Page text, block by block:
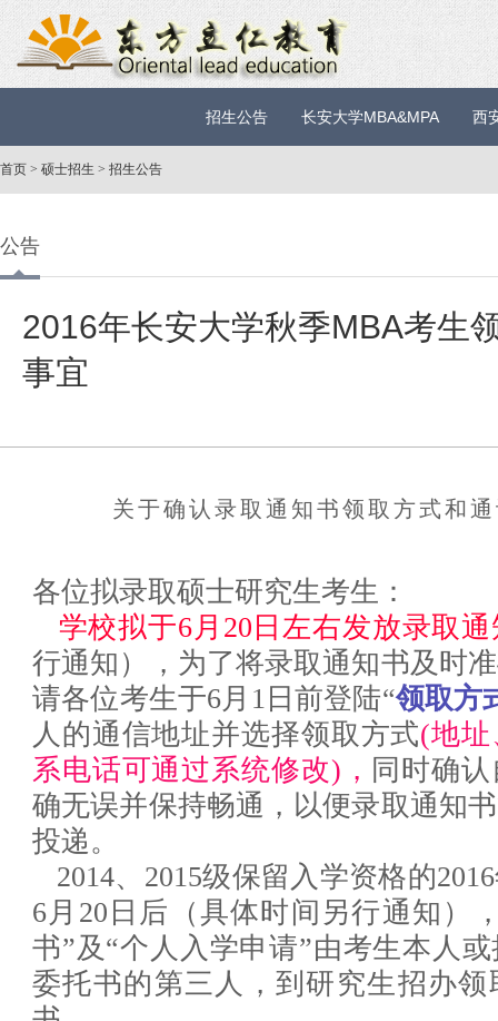
招生公告 长安大学MBA&MPA 西
首页 > 硕士招生 > 招生公告
公告
2016年长安大学秋季MBA考生
事宜
关于确认录取通知书领取方式和
各位拟录取硕士研究生考生：
学校拟于6月20日左右发放录取
行通知），为了将录取通知书及时
请各位考生于6月1日前登陆“领取方
人的通信地址并选择领取方式(地址
系电话可通过系统修改)， 同时确
确无误并保持畅通，以便录取通知
投递。
2014、2015级保留入学资格的
6月20日后（具体时间另行通知）
书”及“个人入学申请”由考生本人
委托书的第三人，到研究生招办领